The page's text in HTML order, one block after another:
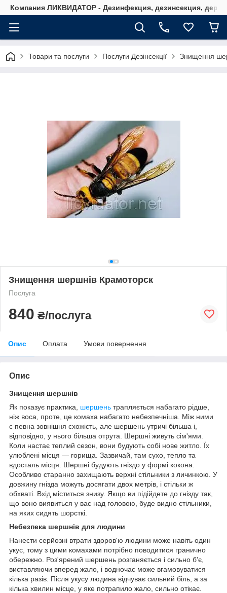
Компания ЛИКВИДАТОР - Дезинфекция, дезинсекция,
Товари та послуги Послуги Дезінсекції Знищення
Знищення шершнів Крамоторск
Послуга
840 ₴/послуга
Опис Оплата Умови повернення
Опис
Знищення шершнів
Як показує практика, шершень трапляється набагато рідше,
ніж воса, проте, це комаха набагато небезпечніша. Між ними
є певна зовнішня схожість, але шершень утричі більша і,
відповідно, у нього більша отрута. Шершні живуть сім'ями.
Коли настає теплий сезон, вони будують собі нове житло. Їх
улюблені місця — горища. Зазвичай, там сухо, тепло та
вдосталь місця. Шершні будують гніздо у формі кокона.
Особливо старанно захищають верхні стільники з личинкою. У
довжину гнізда можуть досягати двох метрів, і стільки ж
обхваті. Вхід міститься знизу. Якщо ви підійдете до гнізду так,
що воно виявиться у вас над головою, буде видно стільники,
на яких сидять шорсткі.
Небезпека шершнів для людини
Нанести серйозні втрати здоров'ю людини може навіть один
укус, тому з цими комахами потрібно поводитися гранично
обережно. Роз'ярений шершень розганяється і сильно б'є,
виставляючи вперед жало, і водночас може вгамовуватися
кілька разів. Після укусу людина відчуває сильний біль, а за
кілька хвилин місце, у яке потрапило жало, сильно отікає.